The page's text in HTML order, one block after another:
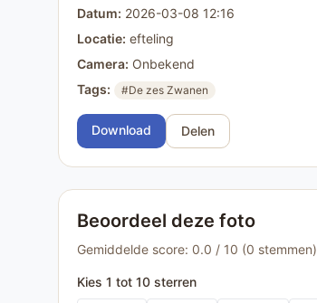
Datum: 2026-03-08 12:16
Locatie: efteling
Camera: Onbekend
Tags:
#De zes Zwanen
Download Delen
Beoordeel deze foto
Gemiddelde score: 0.0 / 10 (0 stemmen)
Kies 1 tot 10 sterren